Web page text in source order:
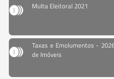
Multa Eleitoral 2021
Taxas e Emolumentos -
de Imóveis